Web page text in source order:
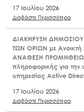
17 Ιουλίου 2026
Διαβάστε Περισσότερα
ΔΙΑΚΗΡΥΞΗ
ΤΩΝ ΟΡΙΩΝ με Ανοικτή
ΑΝΑΘΕΣΗ ΠΡΟΜΗΘΕΙΩΝ
πληροφορικής για την
υπηρεσίας Active
17 Ιουλίου 2026
Διαβάστε Περισσότερα